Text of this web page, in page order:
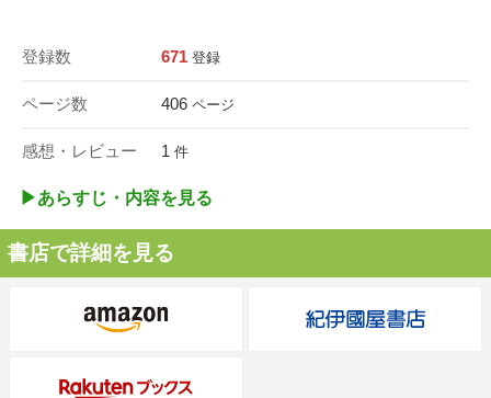
登録数 671 登録
ページ数 406 ページ
感想・レビュー 1 件
▶︎あらすじ・内容を見る
書店で詳細を見る